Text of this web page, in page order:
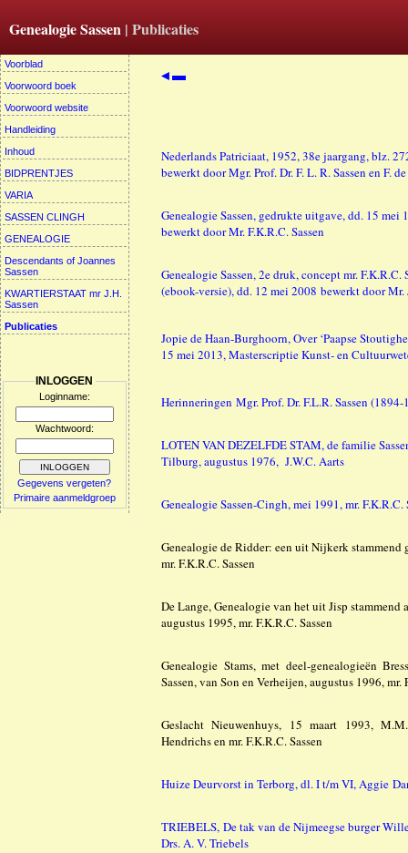
Genealogie Sassen | Publicaties
Voorblad
Voorwoord boek
Voorwoord website
Handleiding
Inhoud
BIDPRENTJES
VARIA
SASSEN CLINGH
GENEALOGIE
Descendants of Joannes
Sassen
KWARTIERSTAAT mr J.H.
Sassen
Publicaties
INLOGGEN
Loginname:
Wachtwoord:
Gegevens vergeten?
Primaire aanmeldgroep
◄▬
Nederlands Patriciaat, 1952, 38e jaargang, blz.
bewerkt door Mgr. Prof. Dr. F. L. R. Sassen en F.
Genealogie Sassen, gedrukte uitgave, dd. 15 mei
bewerkt door Mr. F.K.R.C. Sassen
Genealogie Sassen, 2e druk, concept mr.
(ebook-versie), dd. 12 mei 2008 bewerkt door Mr.
Jopie de Haan-Burghoorn, Over ‘Paapse
15 mei 2013, Masterscriptie Kunst- en
Herinneringen Mgr. Prof. Dr. F.L.R. Sassen (1894-
LOTEN VAN DEZELFDE STAM, de familie
Tilburg, augustus 1976, J.W.C. Aarts
Genealogie Sassen-Cingh, mei 1991, mr. F.K.R.C.
Genealogie de Ridder: een uit Nijkerk stammend
mr. F.K.R.C. Sassen
De Lange, Genealogie van het uit Jisp
augustus 1995, mr. F.K.R.C. Sassen
Genealogie Stams, met deel-genealogieën
Sassen, van Son en Verheijen, augustus 1996, mr.
Geslacht Nieuwenhuys, 15 maart 1993,
Hendrichs en mr. F.K.R.C. Sassen
Huize Deurvorst in Terborg, dl. I t/m VI, Aggie
TRIEBELS, De tak van de Nijmeegse burger
Drs. A. V. Triebels